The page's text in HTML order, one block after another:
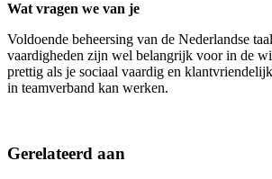
Wat vragen we van je
Voldoende beheersing van de Nederlandse
vaardigheden zijn wel belangrijk voor in de
prettig als je sociaal vaardig en
in teamverband kan werken.
Gerelateerd aan